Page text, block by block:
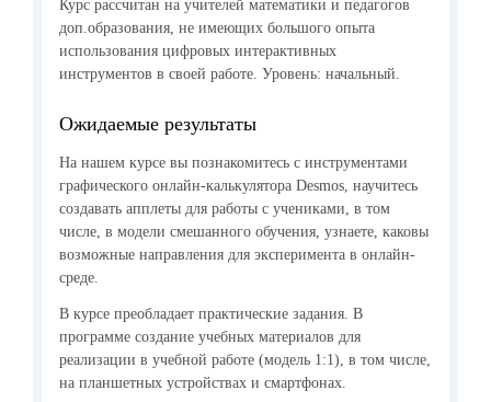
Курс рассчитан на учителей математики и педагогов
доп.образования, не имеющих большого опыта
использования цифровых интерактивных
инструментов в своей работе. Уровень: начальный.
Ожидаемые результаты
На нашем курсе вы познакомитесь с инструментами
графического онлайн-калькулятора Desmos, научитесь
создавать апплеты для работы с учениками, в том
числе, в модели смешанного обучения, узнаете, каковы
возможные направления для эксперимента в онлайн-
среде.
В курсе преобладает практические задания. В
программе создание учебных материалов для
реализации в учебной работе (модель 1:1), в том числе,
на планшетных устройствах и смартфонах.